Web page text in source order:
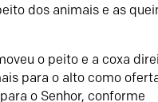
dos animais e as
o peito e a coxa
para o alto como
o Senhor, conforme